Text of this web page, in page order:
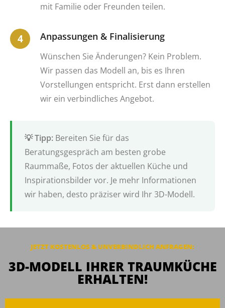
mit Familie oder Freunden teilen.
Anpassungen & Finalisierung
Wünschen Sie Änderungen? Kein Problem.
Wir passen das Modell an, bis es Ihren
Vorstellungen entspricht. Erst dann erstellen
wir ein verbindliches Angebot.
Bereiten Sie für das
Beratungsgespräch am besten grobe
Raummaße, Fotos der aktuellen Küche und
Inspirationsbilder vor. Je mehr Informationen
wir haben, desto präziser wird Ihr 3D-Modell.
JETZT KOSTENLOS & UNVERBINDLICH ANFRAGEN:
3D-MODELL IHRER TRAUMKÜCHE
ERHALTEN!